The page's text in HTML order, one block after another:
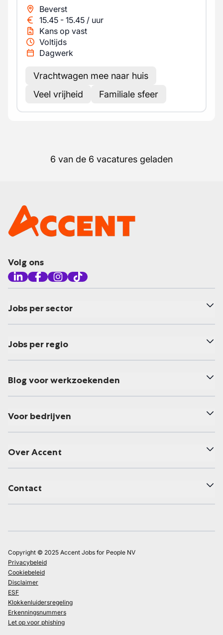
Beverst
15.45 - 15.45 / uur
Kans op vast
Voltijds
Dagwerk
Vrachtwagen mee naar huis
Veel vrijheid
Familiale sfeer
6 van de 6 vacatures geladen
Volg ons
Jobs per sector
Jobs per regio
Blog voor werkzoekenden
Voor bedrijven
Over Accent
Contact
Copyright © 2025 Accent Jobs for People NV
Privacybeleid
Cookiebeleid
Disclaimer
ESF
Klokkenluidersregeling
Erkenningsnummers
Let op voor phishing